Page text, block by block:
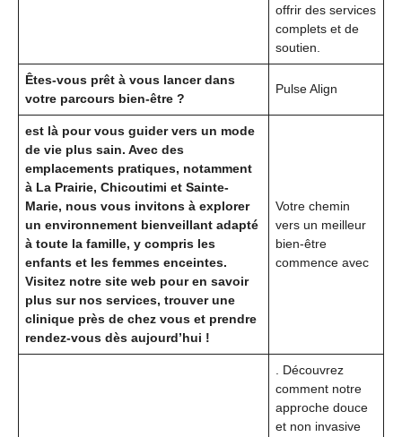
offrir des services
complets et de
soutien.
Êtes-vous prêt à vous lancer dans
votre parcours bien-être ?
Pulse Align
est là pour vous guider vers un mode
de vie plus sain. Avec des
emplacements pratiques, notamment
à La Prairie, Chicoutimi et Sainte-
Marie, nous vous invitons à explorer
un environnement bienveillant adapté
à toute la famille, y compris les
enfants et les femmes enceintes.
Visitez notre site web pour en savoir
plus sur nos services, trouver une
clinique près de chez vous et prendre
rendez-vous dès aujourd’hui !
Votre chemin
vers un meilleur
bien-être
commence avec
. Découvrez
comment notre
approche douce
et non invasive